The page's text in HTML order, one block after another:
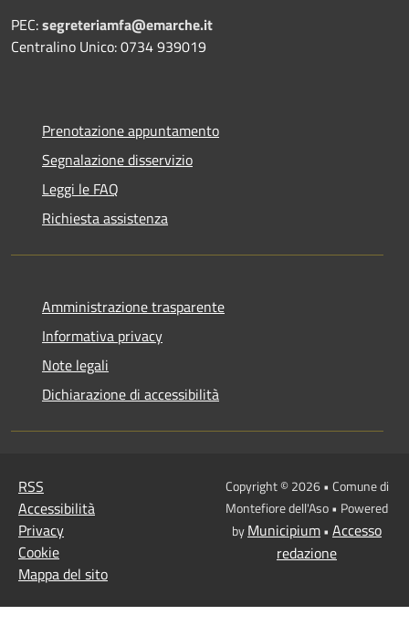
PEC:segreteriamfa@emarche.it
Centralino Unico: 0734 939019
Prenotazione appuntamento
Segnalazione disservizio
Leggi le FAQ
Richiesta assistenza
Amministrazione trasparente
Informativa privacy
Note legali
Dichiarazione di accessibilità
RSS
Accessibilità
Privacy
Cookie
Mappa del sito
Copyright © 2026 • Comune di
Montefiore dell'Aso • Powered
byMunicipium• Accesso
redazione